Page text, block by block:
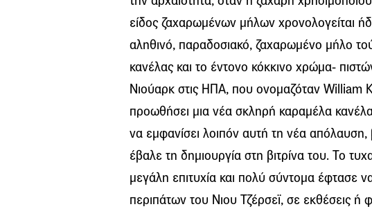
είδος ζαχαρωμένων μήλων χρονολογείται
αληθινό, παραδοσιακό, ζαχαρωμένο μήλο
κανέλας και το έντονο κόκκινο χρώμα-
Νιούαρκ στις ΗΠΑ, που ονομαζόταν
προωθήσει μια νέα σκληρή καραμέλα
να εμφανίσει λοιπόν αυτή τη νέα απόλαυση,
έβαλε τη δημιουργία στη βιτρίνα του. Το
μεγάλη επιτυχία και πολύ σύντομα έφτασε
περιπάτων του Νιου Τζέρσεϊ, σε εκθέσεις ή